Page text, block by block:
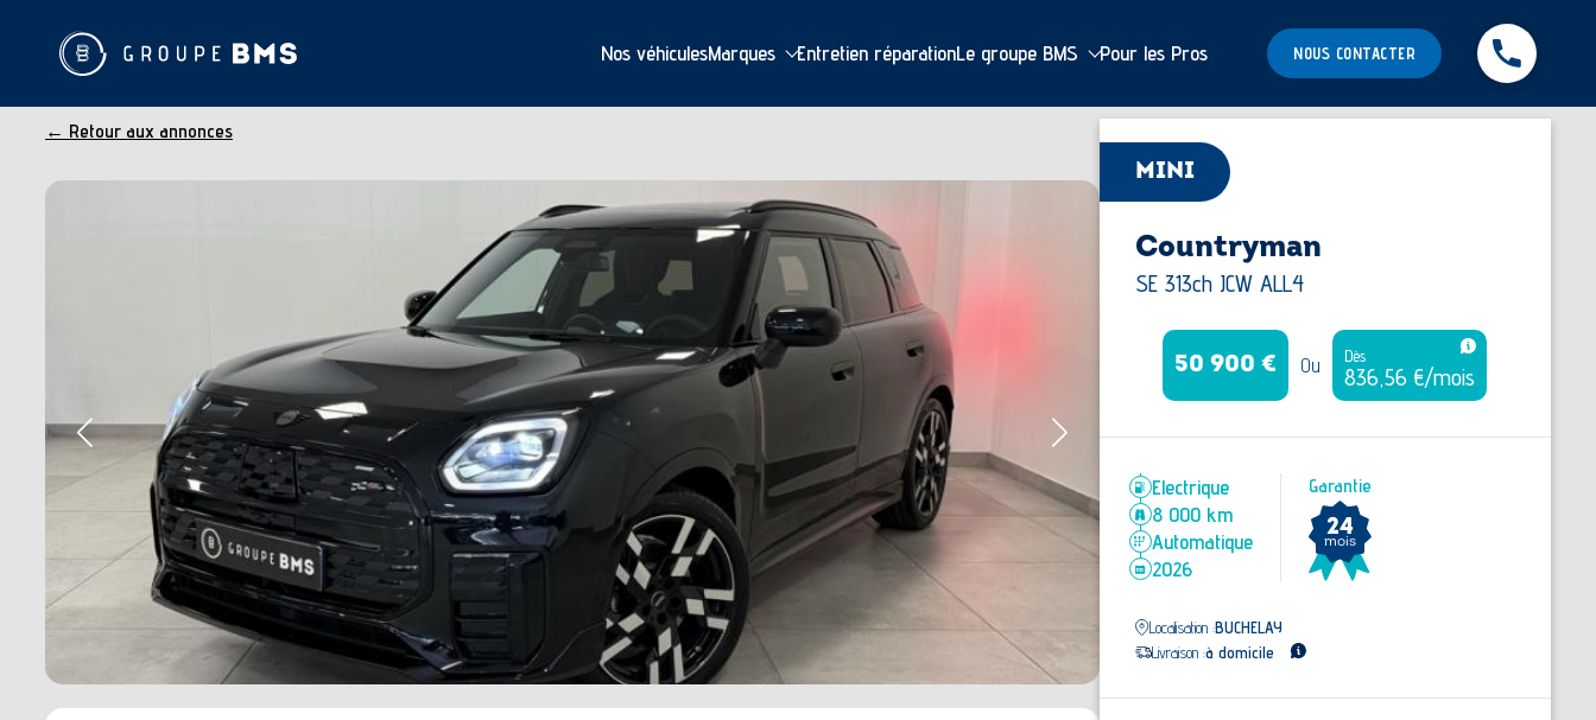
Nos véhiculesMarques Entretien réparationLe groupe BMS Pour les Pros NOUS CONTACTER
← Retour aux annonces
MINI
Countryman
SE 313ch JCW ALL4
50 900 € Ou Dès
836,56 €/mois
Electrique
8 000 km
Automatique
2026
Garantie
24
mois
Localisation :BUCHELAY
Livraison :à domicile